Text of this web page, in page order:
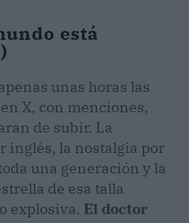
está
unas horas las
X, con menciones,
de subir. La
inglés, la nostalgia por
una generación y la
de esa talla
explosiva. El doctor